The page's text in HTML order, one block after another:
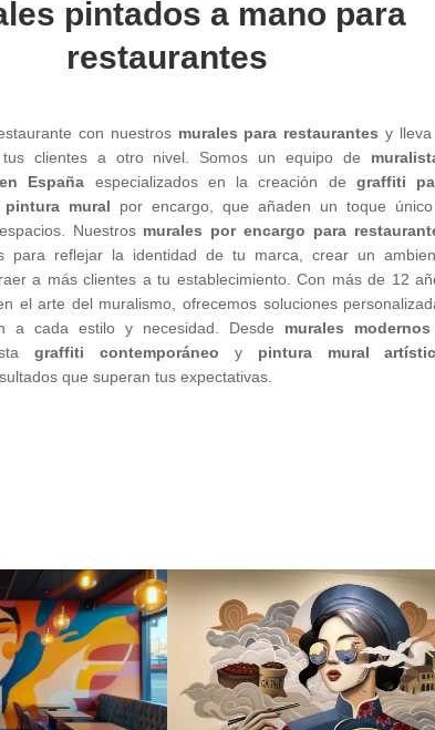
pintados a mano para
restaurantes
con nuestros murales para restaurantes y lleva
tus clientes a otro nivel. Somos un equipo de
España especializados en la creación degraffiti
pintura mural por encargo, que añaden un toque
Nuestros murales por encargo para
para reflejar la identidad de tu marca, crear un
a más clientes a tu establecimiento. Con más de 12
el arte del muralismo, ofrecemos soluciones
a cada estilo y necesidad. Desde murales
graffiti contemporáneo y pintura mural
que superan tus expectativas.